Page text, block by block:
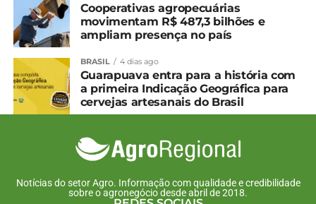
Cooperativas agropecuárias
movimentam R$ 487,3 bilhões e
ampliam presença no país
BRASIL 4 dias ago
Guarapuava entra para a história com
a primeira Indicação Geográfica para
cervejas artesanais do Brasil
Notícias do setor Agro. Informação com qualidade e credibilidade
sobre o agronegócio desde abril de 2018.